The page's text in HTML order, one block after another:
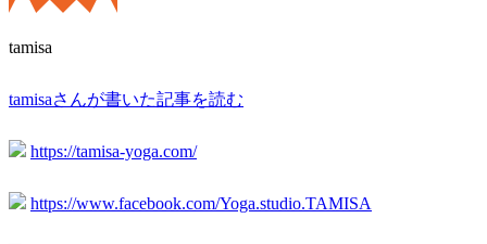
tamisa
tamisaさんが書いた記事を読む
https://tamisa-yoga.com/
https://www.facebook.com/Yoga.studio.TAMISA